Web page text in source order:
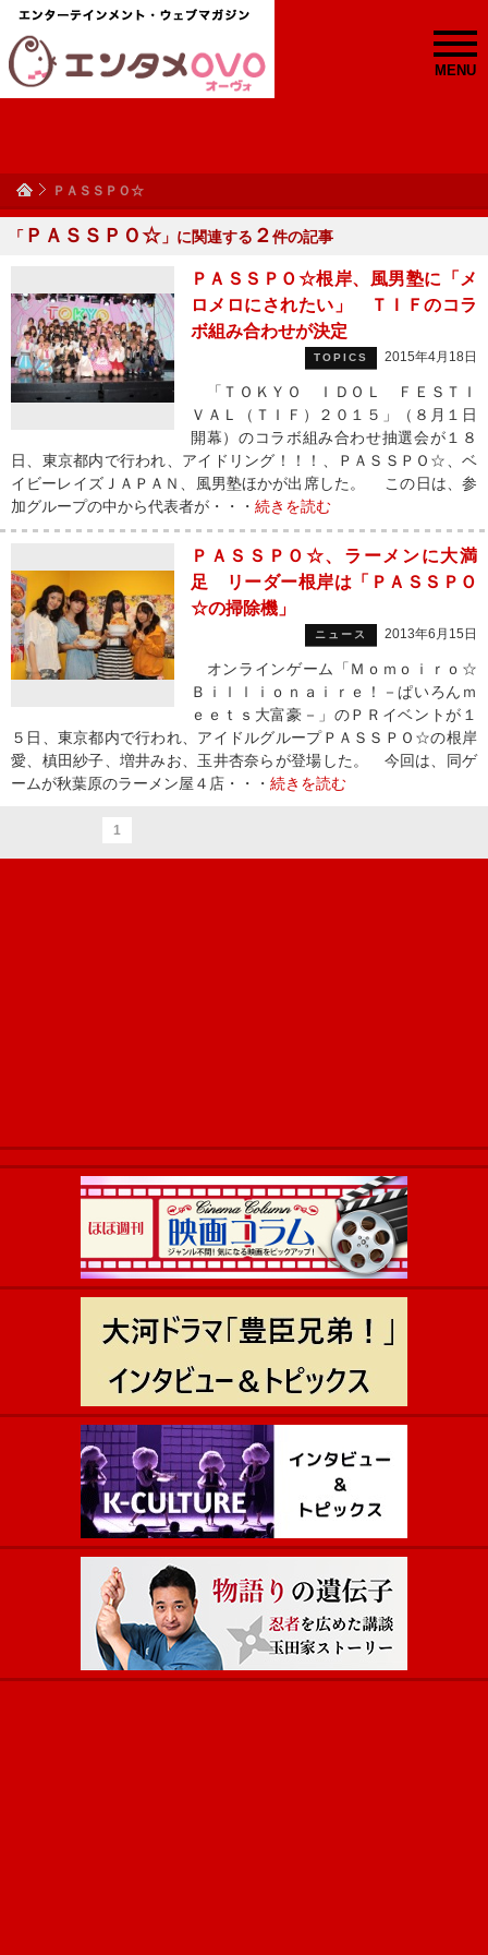
MENU
ＰＡＳＳＰＯ☆
「 ＰＡＳＳＰＯ☆ 」に関連する ２件の記事
ＰＡＳＳＰＯ☆根岸、風男塾に「メ
ロメロにされたい」 ＴＩＦのコラ
ボ組み合わせが決定
TOPICS 2015年4月18日
「ＴＯＫＹＯ ＩＤＯＬ ＦＥＳＴＩ
ＶＡＬ（ＴＩＦ）２０１５」（８月１日
開幕）のコラボ組み合わせ抽選会が１８
日、東京都内で行われ、アイドリング！！！、ＰＡＳＳＰＯ☆、ベ
イビーレイズＪＡＰＡＮ、風男塾ほかが出席した。 この日は、参
加グループの中から代表者が・・・ 続きを読む
ＰＡＳＳＰＯ☆、ラーメンに大満
足 リーダー根岸は「ＰＡＳＳＰＯ
☆の掃除機」
ニュース 2013年6月15日
オンラインゲーム「Ｍｏｍｏｉｒｏ☆
Ｂｉｌｌｉｏｎａｉｒｅ！－ぱいろんｍ
ｅｅｔｓ大富豪－」のＰＲイベントが１
５日、東京都内で行われ、アイドルグループＰＡＳＳＰＯ☆の根岸
愛、槙田紗子、増井みお、玉井杏奈らが登場した。 今回は、同ゲ
ームが秋葉原のラーメン屋４店・・・ 続きを読む
1